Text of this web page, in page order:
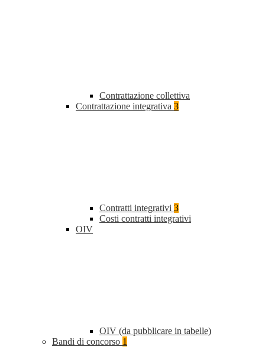
Contrattazione collettiva
Contrattazione integrativa 3
Contratti integrativi 3
Costi contratti integrativi
OIV
OIV (da pubblicare in tabelle)
Bandi di concorso 1